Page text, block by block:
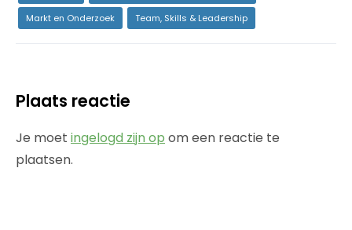
Markt en Onderzoek
Team, Skills & Leadership
Plaats reactie
Je moet ingelogd zijn op om een reactie te
plaatsen.